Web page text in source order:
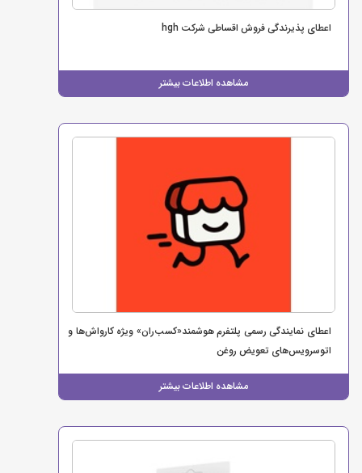
اعطای پذیرندگی فروش اقساطی شرکت hgh
مشاهده اطلاعات بیشتر
اعطای نمایندگی رسمی پلتفرم هوشمند«کسب‌ران» ویژه کارواش‌ها و
اتوسرویس‌های تعویض روغن
مشاهده اطلاعات بیشتر